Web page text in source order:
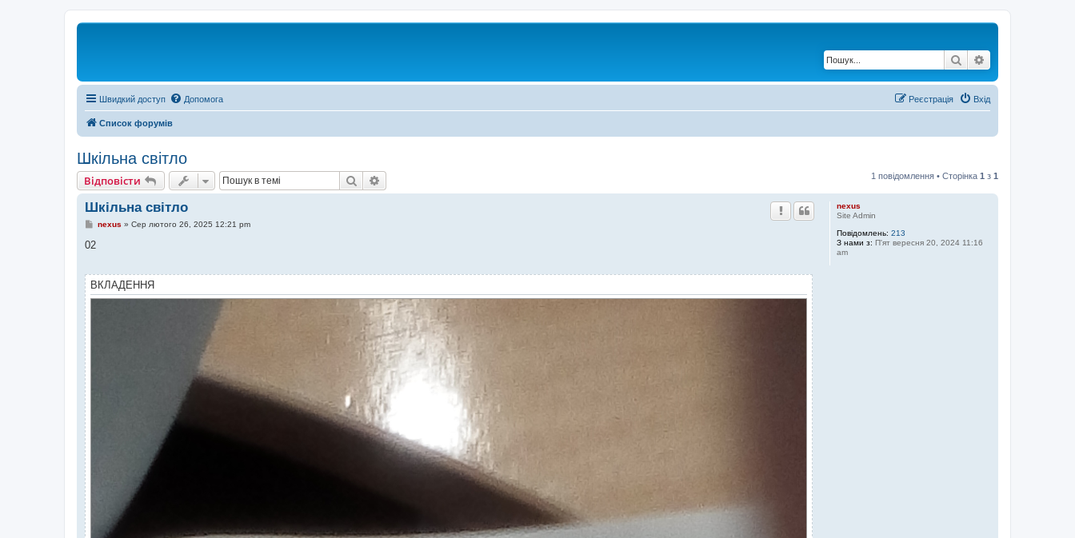
Пошук
Швидкий доступ Допомога Вхід
Реєстрація
Список форумів
Шкільна світло
Відповісти Пошук 1 повідомлення • Сторінка 1 з 1
nexus
Site Admin
Повідомлень: 213
З нами з: П'ят вересня 20, 2024 11:16
am
Шкільна світло
П
в
м
л
е
nexus » Сер лютого 26, 2025 12:21 pm
02
ВКЛАДЕННЯ